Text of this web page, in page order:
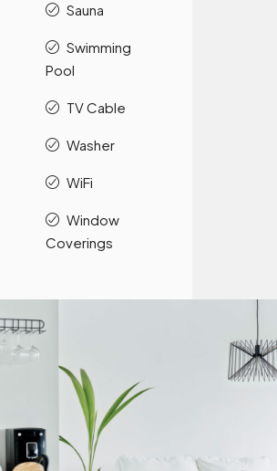
Sauna
Swimming
Pool
TV Cable
Washer
WiFi
Window
Coverings